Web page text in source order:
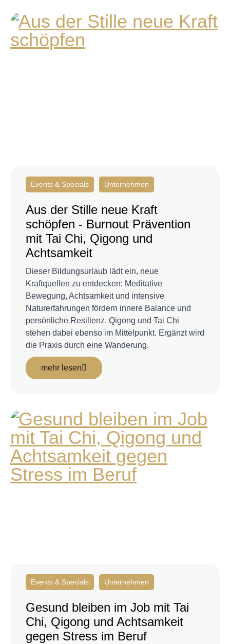
Events & Specials Unternehmen
Aus der Stille neue Kraft
schöpfen - Burnout Prävention
mit Tai Chi, Qigong und
Achtsamkeit
Dieser Bildungsurlaub lädt ein, neue
Kraftquellen zu entdecken: Meditative
Bewegung, Achtsamkeit und intensive
Naturerfahrungen fördern innere Balance und
persönliche Resilienz. Qigong und Tai Chi
stehen dabei ebenso im Mittelpunkt. Ergänzt wird
die Praxis durch eine Wanderung.
mehr lesen
Events & Specials Unternehmen
Gesund bleiben im Job mit Tai
Chi, Qigong und Achtsamkeit
gegen Stress im Beruf